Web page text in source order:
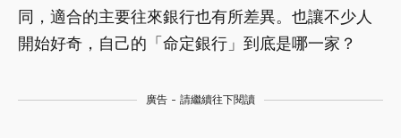
同，適合的主要往來銀行也有所差異。也讓不少人
開始好奇，自己的「命定銀行」到底是哪一家？
廣告 - 請繼續往下閱讀